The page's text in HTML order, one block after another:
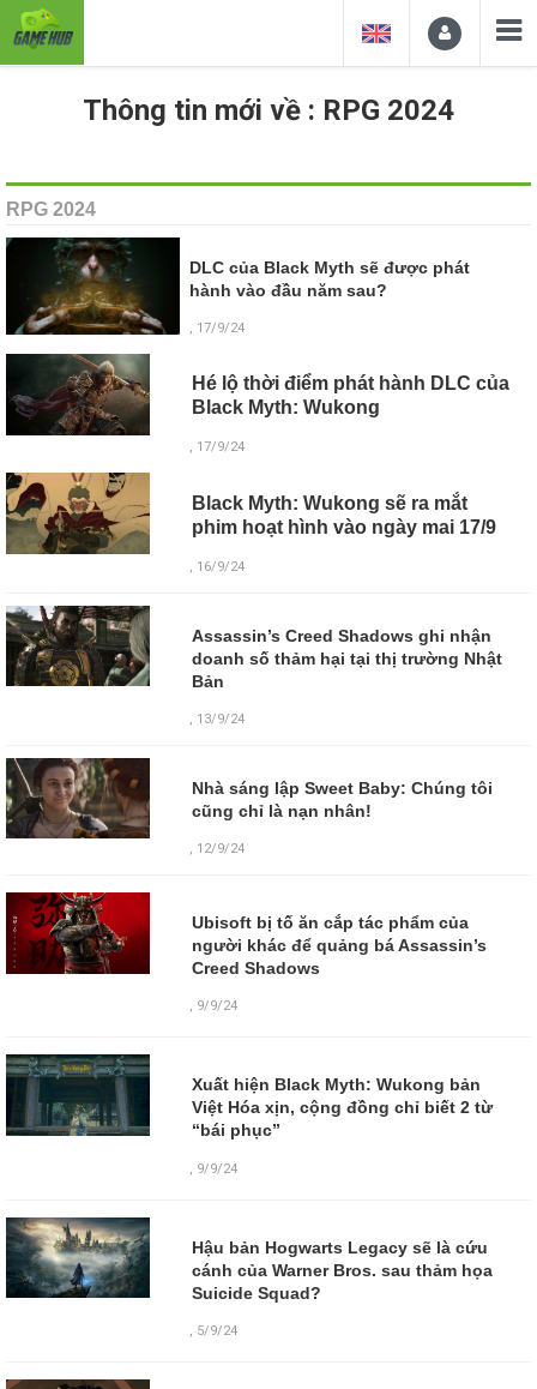
Thông tin mới về : RPG 2024
RPG 2024
DLC của Black Myth sẽ được phát
hành vào đầu năm sau?
, 17/9/24
Hé lộ thời điểm phát hành DLC của
Black Myth: Wukong
, 17/9/24
Black Myth: Wukong sẽ ra mắt
phim hoạt hình vào ngày mai 17/9
, 16/9/24
Assassin’s Creed Shadows ghi nhận
doanh số thảm hại tại thị trường Nhật
Bản
, 13/9/24
Nhà sáng lập Sweet Baby: Chúng tôi
cũng chỉ là nạn nhân!
, 12/9/24
Ubisoft bị tố ăn cắp tác phẩm của
người khác để quảng bá Assassin’s
Creed Shadows
, 9/9/24
Xuất hiện Black Myth: Wukong bản
Việt Hóa xịn, cộng đồng chỉ biết 2 từ
“bái phục”
9/9/24
Hậu bản Hogwarts Legacy sẽ là cứu
cánh của Warner Bros. sau thảm họa
Suicide Squad?
, 5/9/24